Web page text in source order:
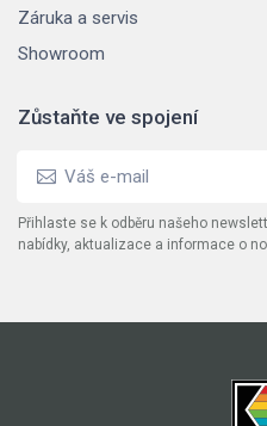
Záruka a servis
Showroom
Zůstaňte ve spojení
Přihlaste se k odběru našeho
nabídky, aktualizace a informace o